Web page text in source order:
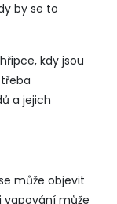
by se to
kdy jsou
a jejich
může objevit
vapování může